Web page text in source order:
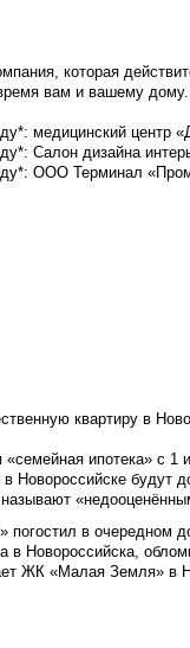
которая
вам и вашему
медицинский центр
Салон дизайна
ООО Терминал
квартиру в
ипотека» с 1
Новороссийске будут
в очередном
в Новороссийска,
ЖК «Малая Земля» в